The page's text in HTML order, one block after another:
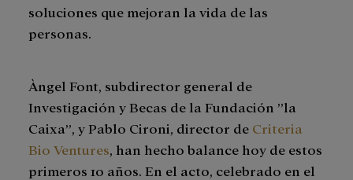
soluciones que mejoran la vida de las
personas.
Àngel Font, subdirector general de
Investigación y Becas de la Fundación ”la
Caixa”, y Pablo Cironi, director de Criteria
Bio Ventures, han hecho balance hoy de estos
primeros 10 años. En el acto, celebrado en el